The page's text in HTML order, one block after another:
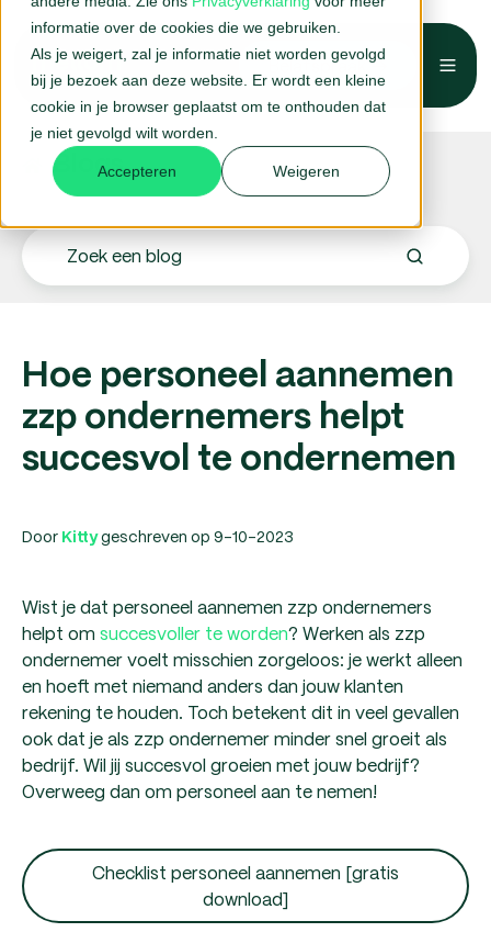
informatie over de cookies die we gebruiken.
Als je weigert, zal je informatie niet worden gevolgd
bij je bezoek aan deze website. Er wordt een kleine
cookie in je browser geplaatst om te onthouden dat
je niet gevolgd wilt worden.
Accepteren Weigeren
Belafspraak →
Blogs.
Hoe personeel aannemen
zzp ondernemers helpt
succesvol te ondernemen
Door Kittygeschreven op 9-10-2023
Wist je dat personeel aannemen zzp ondernemers
helpt om succesvoller te worden? Werken als zzp
ondernemer voelt misschien zorgeloos: je werkt alleen
en hoeft met niemand anders dan jouw klanten
rekening te houden. Toch betekent dit in veel gevallen
ook dat je als zzp ondernemer minder snel groeit als
bedrijf. Wil jij succesvol groeien met jouw bedrijf?
Overweeg dan om personeel aan te nemen!
Checklist personeel aannemen [gratis
download]